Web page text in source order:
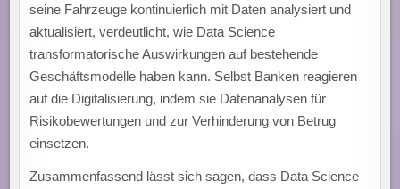
seine Fahrzeuge kontinuierlich mit Daten analysiert und
aktualisiert, verdeutlicht, wie Data Science
transformatorische Auswirkungen auf bestehende
Geschäftsmodelle haben kann. Selbst Banken reagieren
auf die Digitalisierung, indem sie Datenanalysen für
Risikobewertungen und zur Verhinderung von Betrug
einsetzen.
Zusammenfassend lässt sich sagen, dass Data Science